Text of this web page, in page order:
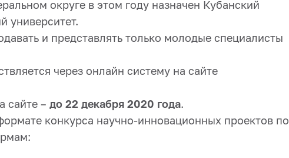
округе в этом году назначен Кубанский
университет.
и представлять только молодые специалисты
через онлайн систему на сайте
сайте – до 22 декабря 2020 года.
конкурса научно-инновационных проектов по